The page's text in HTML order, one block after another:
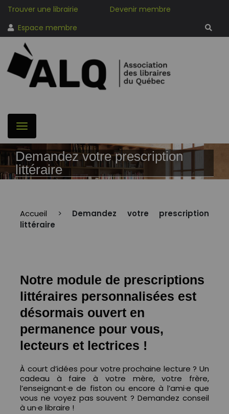
Trouver une librairie
Devenir membre
Espace membre
Demandez votre prescription
littéraire
Accueil > Demandez votre prescription
littéraire
Notre module de prescriptions
littéraires personnalisées est
désormais ouvert en
permanence pour vous,
lecteurs et lectrices !
À court d’idées pour votre prochaine lecture ? Un
cadeau à faire à votre mère, votre frère,
l’enseignant·e de fiston ou encore à l’ami·e que
vous ne voyez pas souvent ? Demandez conseil
à un·e libraire !